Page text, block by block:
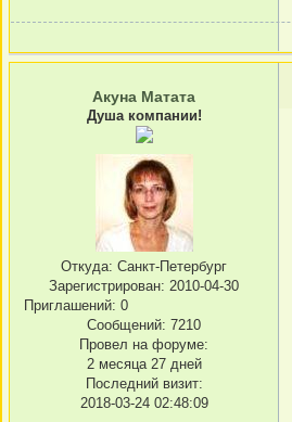
Акуна Матата
Душа компании!
Откуда: Санкт-Петербург
Зарегистрирован: 2010-04-30
Приглашений: 0
Сообщений: 7210
Провел на форуме:
2 месяца 27 дней
Последний визит:
2018-03-24 02:48:09